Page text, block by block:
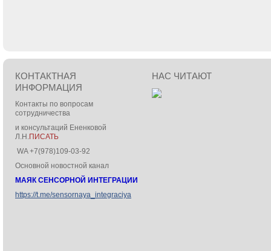
КОНТАКТНАЯ
ИНФОРМАЦИЯ
Контакты по вопросам
сотрудничества
и консультаций Ененковой
Л.Н.ПИСАТЬ
WA +7(978)109-03-92
Основной новостной канал
МАЯК СЕНСОРНОЙ ИНТЕГРАЦИИ
https://t.me/sensornaya_integraciya
НАС ЧИТАЮТ